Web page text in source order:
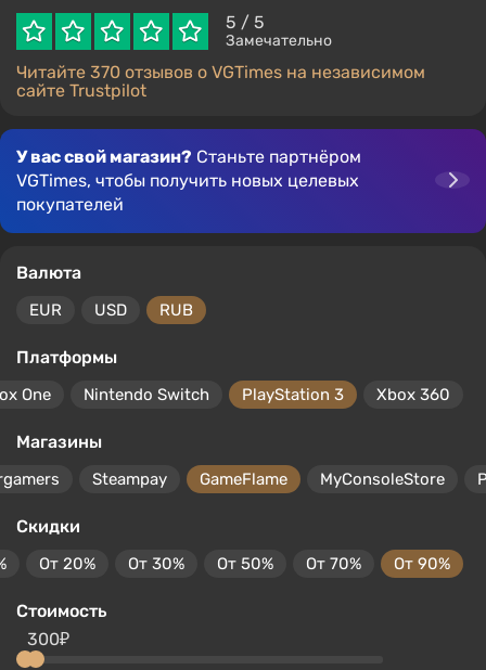
5 / 5
Замечательно
Читайте 370 отзывов о VGTimes на независимом
сайте Trustpilot
У вас свой магазин? Станьте партнёром
VGTimes, чтобы получить новых целевых
покупателей
Валюта
EUR USD RUB
Платформы
One Nintendo Switch PlayStation 3 Xbox 360
Магазины
Steampay GameFlame MyConsoleStore
Скидки
От 20% От 30% От 50% От 70% От 90%
Стоимость
300₽